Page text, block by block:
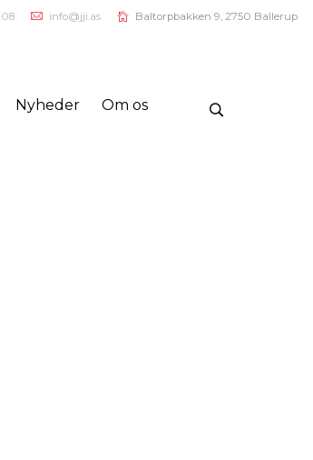
info@jji.as Baltorpbakken 9, 2750 Ballerup
Nyheder Om os